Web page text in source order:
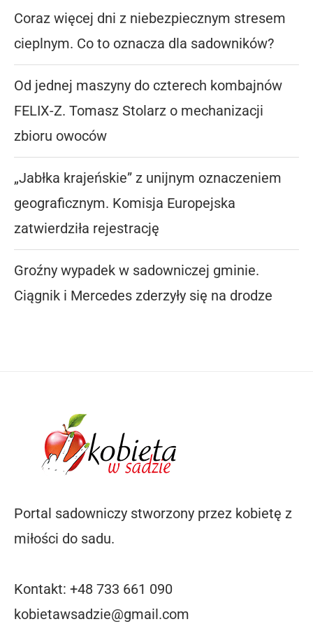
Coraz więcej dni z niebezpiecznym stresem
cieplnym. Co to oznacza dla sadowników?
Od jednej maszyny do czterech kombajnów
FELIX-Z. Tomasz Stolarz o mechanizacji
zbioru owoców
„Jabłka krajeńskie” z unijnym oznaczeniem
geograficznym. Komisja Europejska
zatwierdziła rejestrację
Groźny wypadek w sadowniczej gminie.
Ciągnik i Mercedes zderzyły się na drodze
Portal sadowniczy stworzony przez kobietę z
miłości do sadu.
Kontakt: +48 733 661 090
kobietawsadzie@gmail.com